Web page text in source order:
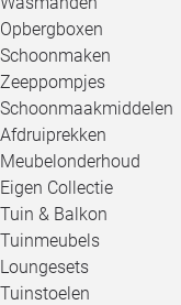
Opbergboxen
Schoonmaken
Zeeppompjes
Schoonmaakmiddelen
Afdruiprekken
Meubelonderhoud
Eigen Collectie
Tuin & Balkon
Tuinmeubels
Loungesets
Tuinstoelen